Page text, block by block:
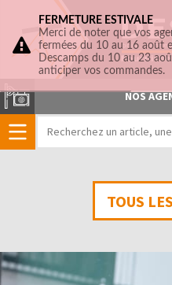
NOS
TOUS
FERMETURE ESTIVALE
Merci de noter que vos
fermées du 10 au 16 août
Descamps du 10 au 23
anticiper vos commandes.